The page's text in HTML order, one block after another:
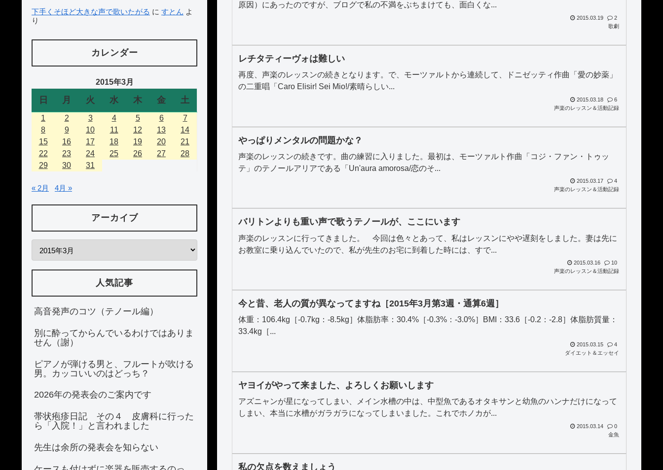
原因）にあったのですが、ブログで私の不満をぶちまけても、面白くな...
2015.03.19
2
歌劇
レチタティーヴォは難しい
再度、声楽のレッスンの続きとなります。で、モーツァルトから連続して、ドニゼッティ作曲「愛の妙薬」
の二重唱「Caro Elisir! Sei Mio!/素晴らしい...
2015.03.18
6
声楽のレッスン＆活動記録
やっぱりメンタルの問題かな？
声楽のレッスンの続きです。曲の練習に入りました。最初は、モーツァルト作曲「コジ・ファン・トゥッ
テ」のテノールアリアである「Un'aura amorosa/恋のそ...
2015.03.17
4
声楽のレッスン＆活動記録
バリトンよりも重い声で歌うテノールが、ここにいます
声楽のレッスンに行ってきました。 今回は色々とあって、私はレッスンにやや遅刻をしました。妻は先に
お教室に乗り込んでいたので、私が先生のお宅に到着した時には、すで...
2015.03.16
10
声楽のレッスン＆活動記録
今と昔、老人の質が異なってますね［2015年3月第3週・通算6週］
体重：106.4kg［-0.7kg：-8.5kg］体脂肪率：30.4%［-0.3%：-3.0%］BMI：33.6［-0.2：-2.8］体脂肪質量：
33.4kg［...
2015.03.15
4
ダイエット＆エッセイ
ヤヨイがやって来ました、よろしくお願いします
アズニャンが星になってしまい、メイン水槽の中は、中型魚であるオタキサンと幼魚のハンナだけになって
しまい、本当に水槽がガラガラになってしまいました。これでホノカが...
2015.03.14
0
金魚
私の欠点を数えましょう
下手くそほど大きな声で歌いたがる に すとん よ
り
カレンダー
2015年3月
日 月 火 水 木 金 土
1 2 3 4 5 6
7
8
9 10 11 12 13
14
15
16 17 18 19 20
21
22
23 24 25 26 27
28
29
30 31
« 2月 4月 »
アーカイブ
人気記事
高音発声のコツ（テノール編）
別に酔ってからんでいるわけではありま
せん（謝）
ピアノが弾ける男と、フルートが吹ける
男。カッコいいのはどっち？
2026年の発表会のご案内です
帯状疱疹日記 その４ 皮膚科に行った
ら「入院！」と言われました
先生は余所の発表会を知らない